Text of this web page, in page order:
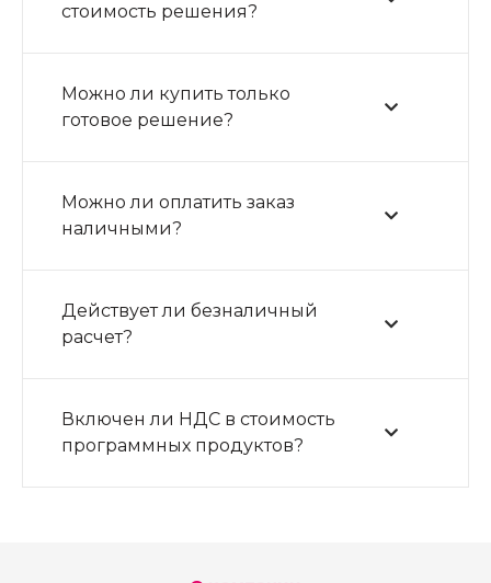
стоимость решения?
Можно ли купить только
готовое решение?
Можно ли оплатить заказ
наличными?
Действует ли безналичный
расчет?
Включен ли НДС в стоимость
программных продуктов?